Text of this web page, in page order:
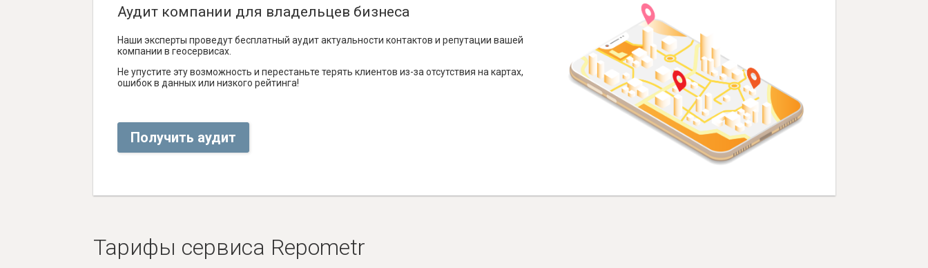
Аудит компании для владельцев бизнеса
Наши эксперты проведут бесплатный аудит актуальности контактов и репутации вашей
компании в геосервисах.
Не упустите эту возможность и перестаньте терять клиентов из-за отсутствия на картах,
ошибок в данных или низкого рейтинга!
Получить аудит
Тарифы сервиса Repometr